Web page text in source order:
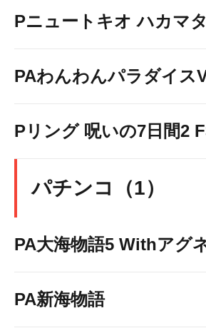
Pニュートキオ ハカマ
PAわんわんパラダイス
Pリング 呪いの7日間2
パチンコ（1）
PA大海物語5 Withアグ
PA新海物語